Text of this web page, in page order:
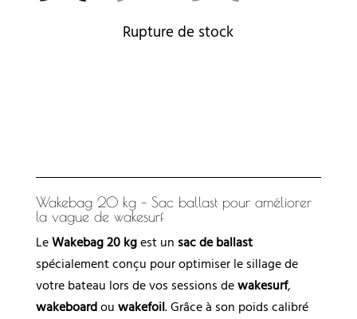
Rupture de stock
Wakebag 20 kg – Sac ballast pour améliorer
la vague de wakesurf
LeWakebag 20 kgest un sac de ballast
spécialement conçu pour optimiser le sillage de
votre bateau lors de vos sessions dewakesurf,
wakeboardou wakefoil. Grâce à son poids calibré